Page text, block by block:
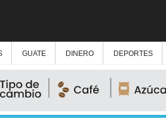
GUATE DINERO DEPORTES